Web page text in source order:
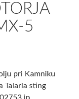
5
pri Kamniku
Talaria sting